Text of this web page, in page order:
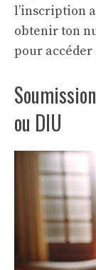
l’inscription
obtenir ton
pour accéder
ou DIU